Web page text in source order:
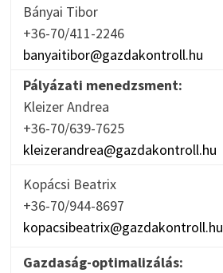
Bányai Tibor
+36-70/411-2246
banyaitibor@gazdakontroll.hu
Pályázati menedzsment:
Kleizer Andrea
+36-70/639-7625
kleizerandrea@gazdakontroll.hu
Kopácsi Beatrix
+36-70/944-8697
kopacsibeatrix@gazdakontroll.hu
Gazdaság-optimalizálás: